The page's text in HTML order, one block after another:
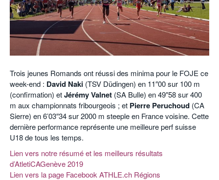
POURQUOI ATHLE.CH ?
ATHLE.CH RÉGIONS | VAUD
HIGHLIGHTS
LIVRES
Trois jeunes Romands ont réussi des minima pour le FOJE ce
week-end : David Naki (TSV Düdingen) en 11″00 sur 100 m
(confirmation) etJérémy Valnet (SA Bulle) en 49″58 sur 400
m aux championnats fribourgeois ; et Pierre Peruchoud (CA
Sierre) en 6’03″34 sur 2000 m steeple en France voisine. Cette
dernière performance représente une meilleure perf suisse
U18 de tous les temps.
Lien vers notre résumé et les meilleurs résultats
d’AtletiCAGenève 2019
Lien vers la page Facebook ATHLE.ch Régions